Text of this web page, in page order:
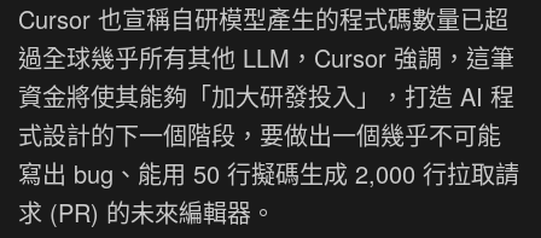
Cursor 也宣稱自研模型產生的程式碼數量已超
過全球幾乎所有其他 LLM，Cursor 強調，這筆
資金將使其能夠「加大研發投入」，打造 AI 程
式設計的下一個階段，要做出一個幾乎不可能
寫出 bug、能用 50 行擬碼生成 2,000 行拉取請
求 (PR) 的未來編輯器。